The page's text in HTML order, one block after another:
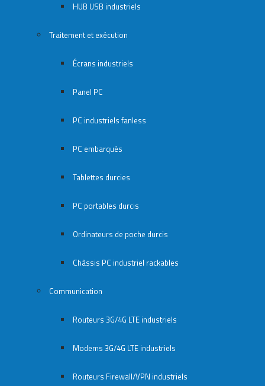
HUB USB industriels
Traitement et exécution
Écrans industriels
Panel PC
PC industriels fanless
PC embarqués
Tablettes durcies
PC portables durcis
Ordinateurs de poche durcis
Châssis PC industriel rackables​
Communication
Routeurs 3G/4G LTE industriels
Modems 3G/4G LTE industriels
Routeurs Firewall/VPN industriels